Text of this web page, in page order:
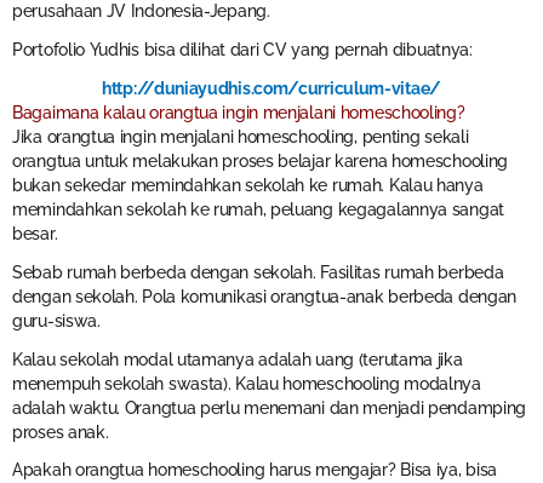
perusahaan JV Indonesia-Jepang.
Portofolio Yudhis bisa dilihat dari CV yang pernah dibuatnya:
http://duniayudhis.com/curriculum-vitae/
Bagaimana kalau orangtua ingin menjalani homeschooling?
Jika orangtua ingin menjalani homeschooling, penting sekali
orangtua untuk melakukan proses belajar karena homeschooling
bukan sekedar memindahkan sekolah ke rumah. Kalau hanya
memindahkan sekolah ke rumah, peluang kegagalannya sangat
besar.
Sebab rumah berbeda dengan sekolah. Fasilitas rumah berbeda
dengan sekolah. Pola komunikasi orangtua-anak berbeda dengan
guru-siswa.
Kalau sekolah modal utamanya adalah uang (terutama jika
menempuh sekolah swasta). Kalau homeschooling modalnya
adalah waktu. Orangtua perlu menemani dan menjadi pendamping
proses anak.
Apakah orangtua homeschooling harus mengajar? Bisa iya, bisa